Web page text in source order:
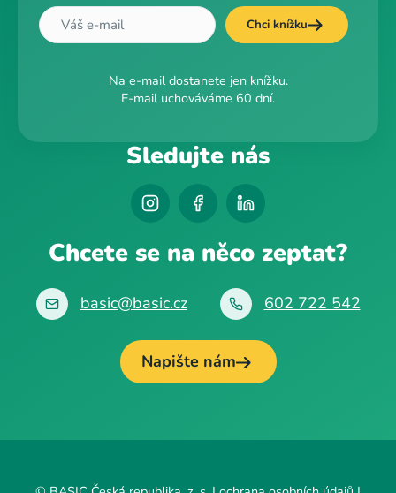
Chci knížku
Na e-mail dostanete jen knížku.
E-mail uchováváme 60 dní.
Sledujte nás
Chcete se na něco zeptat?
basic@basic.cz 602 722 542
Napište nám